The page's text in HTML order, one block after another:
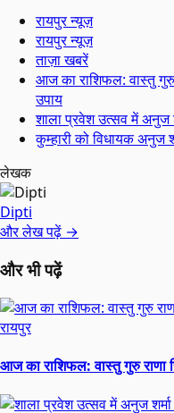
रायपुर न्यूज़
रायपुर न्यूज़
ताज़ा खबरें
आज का राशिफल: वास्तु
उपाय
शाला प्रवेश उत्सव में अनुज
कुम्हारी को विधायक अनुज
लेखक
Dipti
और लेख पढ़ें →
और भी पढ़ें
रायपुर
आज का राशिफल: वास्तु गुरु